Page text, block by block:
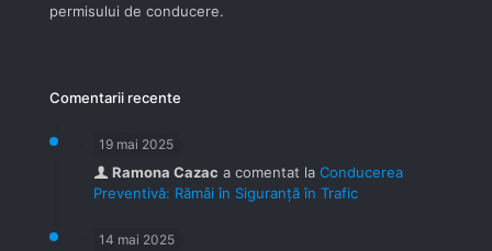
permisului de conducere.
Comentarii recente
19 mai 2025
Ramona Cazac a comentat la Conducerea
Preventivă: Rămâi în Siguranță în Trafic
14 mai 2025